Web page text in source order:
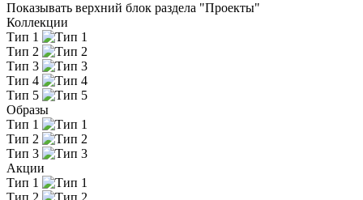
Показывать верхний блок раздела "Проекты"
Коллекции
Тип 1
Тип 2
Тип 3
Тип 4
Тип 5
Образы
Тип 1
Тип 2
Тип 3
Акции
Тип 1
Тип 2